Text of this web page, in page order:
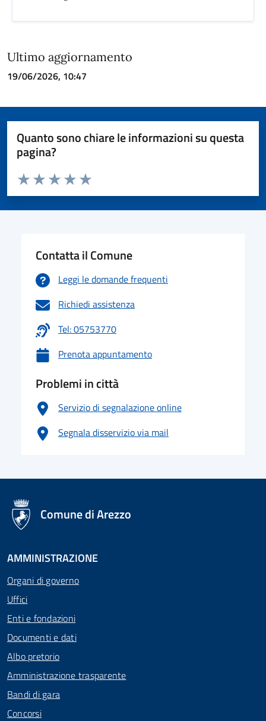
Ultimo aggiornamento
19/06/2026, 10:47
Quanto sono chiare le informazioni su questa
pagina?
Valuta da 1 a 5 stelle la pagina
Valuta 5 stelle su 5
Valuta 4 stelle su 5
Valuta 3 stelle su 5
Valuta 2 stelle su 5
Valuta 1 stelle su 5
Contatta il Comune
Leggi le domande frequenti
Richiedi assistenza
Tel: 05753770
Prenota appuntamento
Problemi in città
Servizio di segnalazione online
Segnala disservizio via mail
logo Unione Europea
Comune di Arezzo
AMMINISTRAZIONE
Organi di governo
Uffici
Enti e fondazioni
Documenti e dati
Albo pretorio
Amministrazione trasparente
Bandi di gara
Concorsi